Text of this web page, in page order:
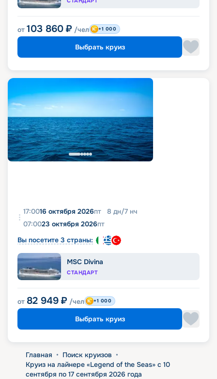
от 103 860 ₽ /чел +1 000
Выбрать круиз
17:0016 октября 2026пт 8 дн/7 нч
07:0023 октября 2026пт
Вы посетите 3 страны:
MSC Divina
СТАНДАРТ
от 82 949 ₽ /чел +1 000
Выбрать круиз
Главная • Поиск круизов •
Круиз на лайнере «Legend of the Seas» с 10
сентября по 17 сентября 2026 года